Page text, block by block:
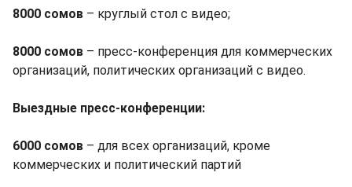
8000 сомов – круглый стол с видео;
8000 сомов – пресс-конференция для коммерческих
организаций, политических организаций с видео.
Выездные пресс-конференции:
6000 сомов – для всех организаций, кроме
коммерческих и политический партий